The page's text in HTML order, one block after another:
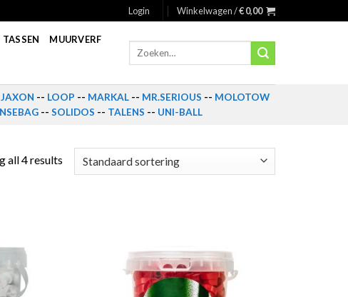
Login Winkelwagen /€0,00
TASSEN MUURVERF
Zoeken
JAXON -- LOOP -- MARKAL -- MR.SERIOUS -- MOLOTOW
-- SOLIDOS -- TALENS -- UNI-BALL
all 4 results